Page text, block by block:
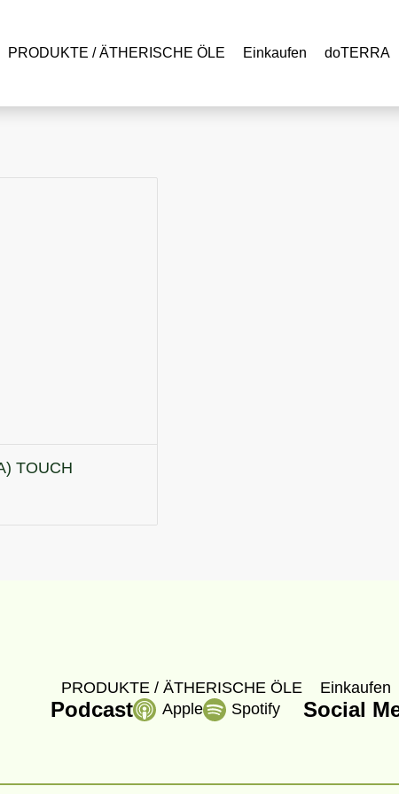
PRODUKTE / ÄTHERISCHE ÖLE Einkaufen doTERRA
TOUCH
PRODUKTE / ÄTHERISCHE ÖLE Einkaufen
Podcast Apple Spotify Social